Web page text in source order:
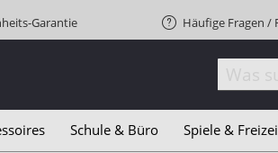
Garantie Häufige Fragen /
Schule & Büro Spiele &